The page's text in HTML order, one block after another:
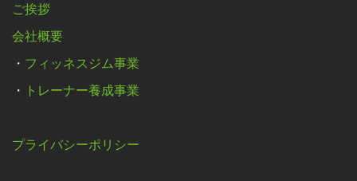
ご挨拶
会社概要
・ フィッネスジム事業
・ トレーナー養成事業
プライバシーポリシー